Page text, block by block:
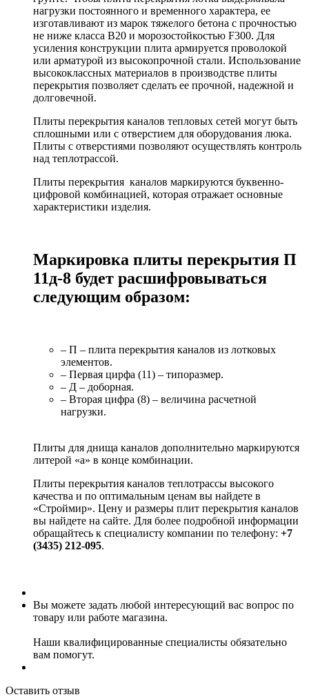
нагрузки постоянного и временного характера, ее
изготавливают из марок тяжелого бетона с прочностью
не ниже класса В20 и морозостойкостью F300. Для
усиления конструкции плита армируется проволокой
или арматурой из высокопрочной стали. Использование
высококлассных материалов в производстве плиты
перекрытия позволяет сделать ее прочной, надежной и
долговечной.
Плиты перекрытия каналов тепловых сетей могут быть
сплошными или с отверстием для оборудования люка.
Плиты с отверстиями позволяют осуществлять контроль
над теплотрассой.
Плиты перекрытия каналов маркируются буквенно-
цифровой комбинацией, которая отражает основные
характеристики изделия.
Маркировка плиты перекрытия П
11д-8 будет расшифровываться
следующим образом:
– П – плита перекрытия каналов из лотковых
элементов.
– Первая цирфа (11) – типоразмер.
– Д – доборная.
– Вторая цифра (8) – величина расчетной
нагрузки.
Плиты для днища каналов дополнительно маркируются
литерой «а» в конце комбинации.
Плиты перекрытия каналов теплотрассы высокого
качества и по оптимальным ценам вы найдете в
«Строймир». Цену и размеры плит перекрытия каналов
вы найдете на сайте. Для более подробной информации
обращайтесь к специалисту компании по телефону: +7
(3435) 212-095.
Вы можете задать любой интересующий вас вопрос по
товару или работе магазина.
Наши квалифицированные специалисты обязательно
вам помогут.
Оставить отзыв